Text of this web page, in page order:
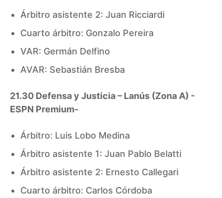
Árbitro asistente 2: Juan Ricciardi
Cuarto árbitro: Gonzalo Pereira
VAR: Germán Delfino
AVAR: Sebastián Bresba
21.30 Defensa y Justicia – Lanús (Zona A) -
ESPN Premium-
Árbitro: Luis Lobo Medina
Árbitro asistente 1: Juan Pablo Belatti
Árbitro asistente 2: Ernesto Callegari
Cuarto árbitro: Carlos Córdoba